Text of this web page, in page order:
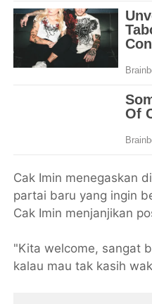
Cak Imin menegaskan
partai baru yang ingin
Cak Imin menjanjikan
"Kita welcome, sangat
kalau mau tak kasih